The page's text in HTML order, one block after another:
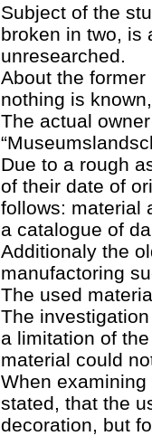
Subject of the
broken in two, is
unresearched.
About the
nothing is
The actual
Due to a rough
of their date of
follows: material
a catalogue of
Additionaly the
manufactoring
The used
The
a limitation of
material could
When
stated, that the
decoration, but